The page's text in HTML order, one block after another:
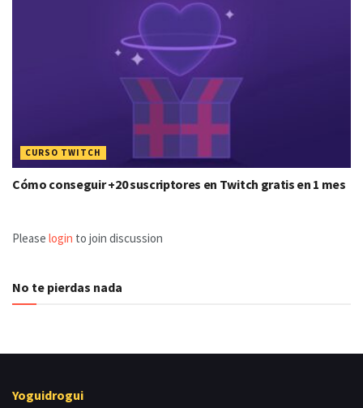
CURSO TWITCH
Cómo conseguir +20 suscriptores en Twitch gratis en 1 mes
Please login to join discussion
No te pierdas nada
Yoguidrogui